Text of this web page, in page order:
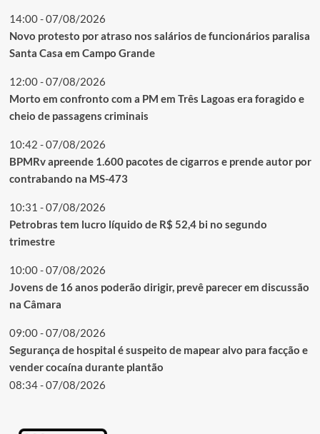
14:00 - 07/08/2026
Novo protesto por atraso nos salários de funcionários paralisa
Santa Casa em Campo Grande
12:00 - 07/08/2026
Morto em confronto com a PM em Três Lagoas era foragido e
cheio de passagens criminais
10:42 - 07/08/2026
BPMRv apreende 1.600 pacotes de cigarros e prende autor por
contrabando na MS-473
10:31 - 07/08/2026
Petrobras tem lucro líquido de R$ 52,4 bi no segundo
trimestre
10:00 - 07/08/2026
Jovens de 16 anos poderão dirigir, prevê parecer em discussão
na Câmara
09:00 - 07/08/2026
Segurança de hospital é suspeito de mapear alvo para facção e
vender cocaína durante plantão
08:34 - 07/08/2026